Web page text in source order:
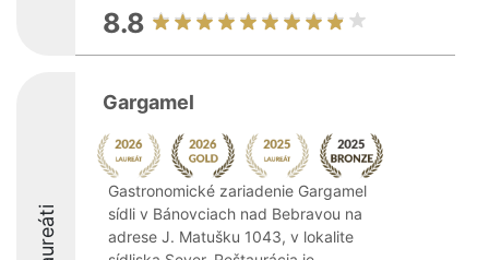
8.8
Laureáti
Gargamel
Gastronomické zariadenie Gargamel
sídli v Bánovciach nad Bebravou na
adrese J. Matušku 1043, v lokalite